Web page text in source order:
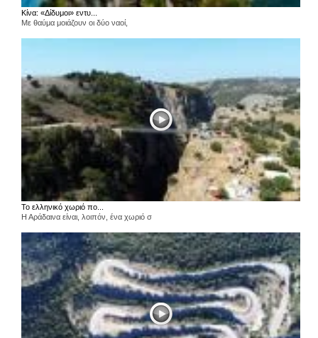
Κίνα: «Δίδυμοι» εντυ...
Με θαύμα μοιάζουν οι δύο ναοί,
Το ελληνικό χωριό πο...
Η Αράδαινα είναι, λοιπόν, ένα χωριό σ